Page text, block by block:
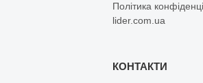
Політика
lider.com.ua